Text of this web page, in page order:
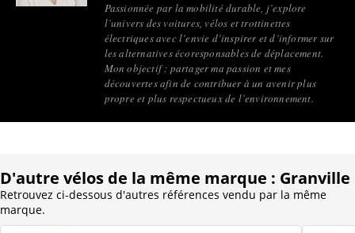
Passionnée par la mobilité durable, j’explore
l’univers des voitures, vélos et trottinettes
électriques avec l’envie d’inspirer et d’informer sur
les alternatives écoresponsables de déplacement.
Mon objectif : partager ma passion et mes
découvertes afin de contribuer à un avenir plus
propre et plus respectueux de l’environnement.
D'autre vélos de la même marque : Granville
Retrouvez ci-dessous d'autres références vendu par la même
marque.